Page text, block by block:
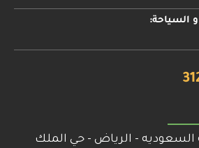
السياحة:
السعوديه - الرياض - حي الملك